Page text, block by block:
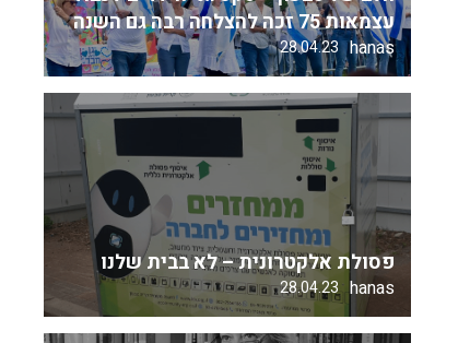
עצמאות 75 זכה להצלחה רבה גם השנה
hanas
28.04.23
פסולת אלקטרונית – לא בבית שלנו
hanas
28.04.23